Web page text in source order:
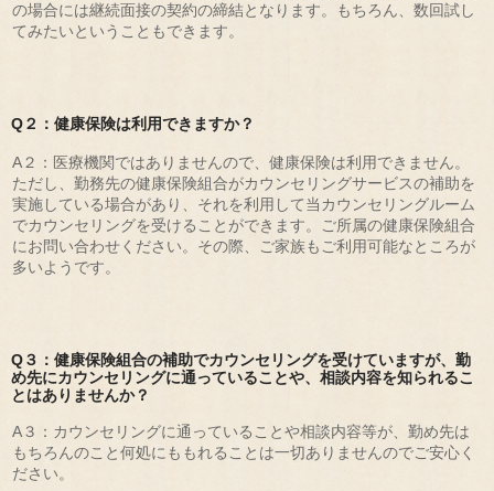
の場合には継続面接の契約の締結となります。もちろん、数回試し
てみたいということもできます。
Q２：健康保険は利用できますか？
A２：医療機関ではありませんので、健康保険は利用できません。
ただし、勤務先の健康保険組合がカウンセリングサービスの補助を
実施している場合があり、それを利用して当カウンセリングルーム
でカウンセリングを受けることができます。ご所属の健康保険組合
にお問い合わせください。その際、ご家族もご利用可能なところが
多いようです。
Q３：健康保険組合の補助でカウンセリングを受けていますが、勤
め先にカウンセリングに通っていることや、相談内容を知られるこ
とはありませんか？
A３：カウンセリングに通っていることや相談内容等が、勤め先は
もちろんのこと何処にももれることは一切ありませんのでご安心く
ださい。